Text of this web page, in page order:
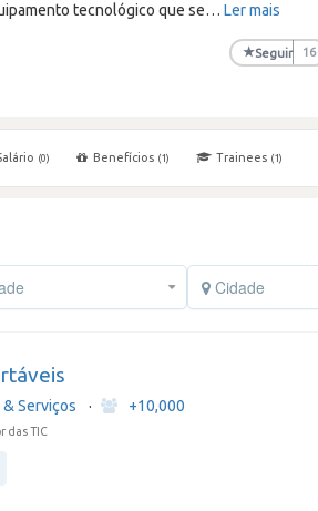
tecnológico que se… Ler mais
★Seguir 16
(0) Benefícios (1) Trainees (1)
Cidade
Serviços · +10,000
das TIC